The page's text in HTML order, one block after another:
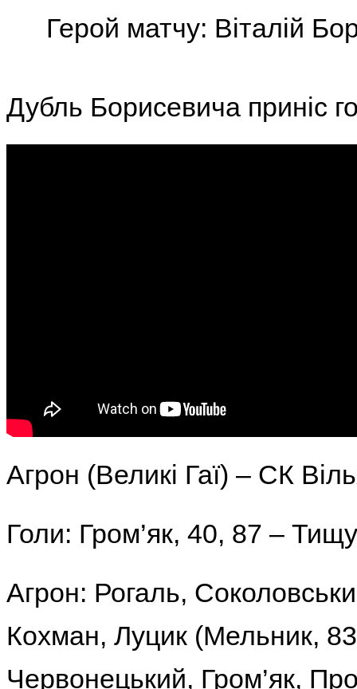
Герой матчу: Віталій
Дубль Борисевича приніс
Агрон (Великі Гаї) – СК
Голи: Гром’як, 40, 87 –
Агрон: Рогаль,
Кохман, Луцик (Мельник,
Червонецький, Гром’як,